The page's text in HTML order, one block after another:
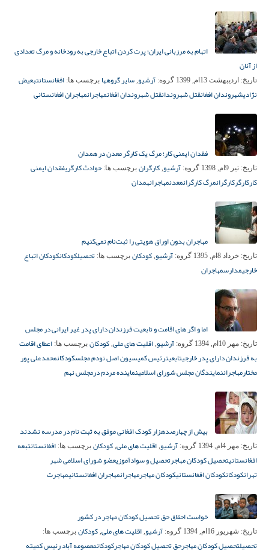
اتهام به مرزبانی ایران؛ پرت کردن اتباع خارجی به رودخانه و مرگ تعدادی
از آنان
تاریخ: اردیبهشت 13ام, 1399 گروه: آرشیو, سایر گروهها برچسب ها: افغانستانتبعیض
نژادیشهروندان افغانقتل شهروندانقتل شهروندان افغانمهاجرانمهاجران افغانستانی
فقدان ایمنی کار؛ مرگ یک کارگر معدن در همدان
تاریخ: تیر 9ام, 1398 گروه: آرشیو, کارگران برچسب ها: حوادث کارگریفقدان ایمنی
کارکارگرکارگرانمرگ کارگرانمعدنمهاجرانهمدان
مهاجران بدون اوراق هویتی را ثبت‌نام نمی‌کنیم
تاریخ: خرداد 8ام, 1395 گروه: آرشیو, کودکان برچسب ها: تحصیلکودکانکودکان اتباع
خارجیمدارسمهاجران
اما و اگر های اقامت و تابعیت فرزندان دارای پدر غیر ایرانی در مجلس
تاریخ: مهر 10ام, 1394 گروه: آرشیو, اقلیت های ملی, کودکان برچسب ها: اعطای اقامت
به فرزندان دارای پدر خارجیتابعیترئیس کمیسیون اصل نودم مجلسکودکانمحمدعلی پور
مختارمهاجراننمایندگان مجلس شورای اسلامینماینده مردم درمجلس نهم
بیش از چهارصدهزار کودک افغانی موفق به ثبت نام در مدرسه نشدند
تاریخ: مهر 4ام, 1394 گروه: آرشیو, اقلیت های ملی, کودکان برچسب ها: افغانستانتبعه
افغانستانیتحصیل کودکان مهاجرتحصیل و سوادآموزیعضو شورای اسلامی شهر
تهرانکودکانکودکان افغانستانیکودکان مهاجرمهاجرانمهاجران افغانستانیمهاجرت
خواست احقاق حق تحصیل کودکان مهاجر در کشور
تاریخ: شهریور 16ام, 1394 گروه: آرشیو, اقلیت های ملی, کودکان برچسب ها:
تحصیلتحصیل کودکان مهاجرحق تحصیل کودکان مهاجرکودکانمعصومه آباد رئیس کمیته